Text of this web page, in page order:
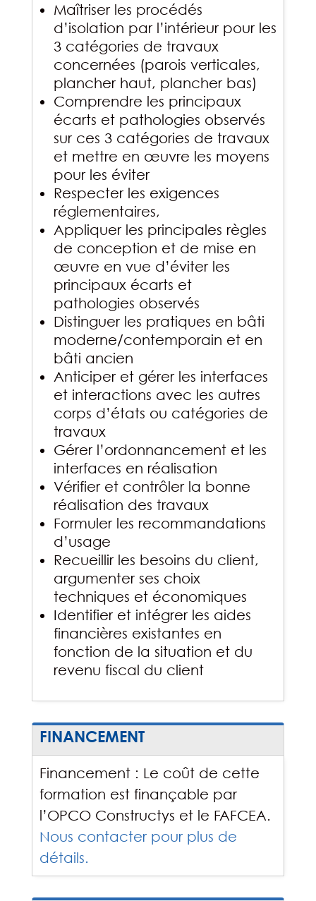
Maîtriser les procédés
d’isolation par l’intérieur pour les
3 catégories de travaux
concernées (parois verticales,
plancher haut, plancher bas)
Comprendre les principaux
écarts et pathologies observés
sur ces 3 catégories de travaux
et mettre en œuvre les moyens
pour les éviter
Respecter les exigences
réglementaires,
Appliquer les principales règles
de conception et de mise en
œuvre en vue d’éviter les
principaux écarts et
pathologies observés
Distinguer les pratiques en bâti
moderne/contemporain et en
bâti ancien
Anticiper et gérer les interfaces
et interactions avec les autres
corps d’états ou catégories de
travaux
Gérer l’ordonnancement et les
interfaces en réalisation
Vérifier et contrôler la bonne
réalisation des travaux
Formuler les recommandations
d’usage
Recueillir les besoins du client,
argumenter ses choix
techniques et économiques
Identifier et intégrer les aides
financières existantes en
fonction de la situation et du
revenu fiscal du client
FINANCEMENT
Financement : Le coût de cette
formation est finançable par
l’OPCO Constructys et le FAFCEA.
Nous contacter pour plus de
détails.